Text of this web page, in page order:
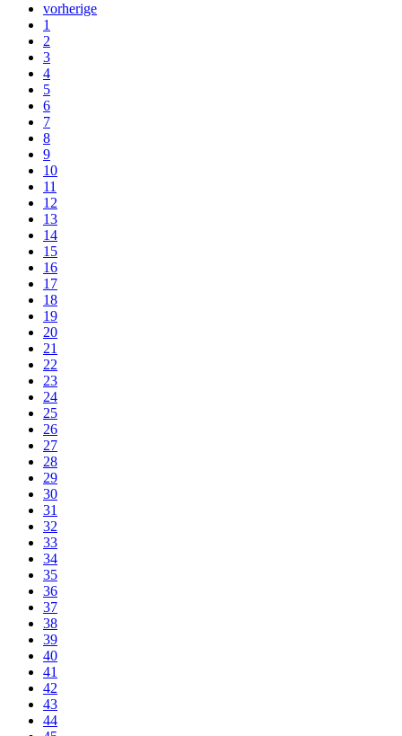
vorherige
1
2
3
4
5
6
7
8
9
10
11
12
13
14
15
16
17
18
19
20
21
22
23
24
25
26
27
28
29
30
31
32
33
34
35
36
37
38
39
40
41
42
43
44